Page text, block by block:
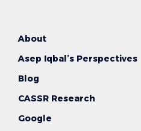
About
Asep Iqbal’s Perspectives
Blog
CASSR Research
Google